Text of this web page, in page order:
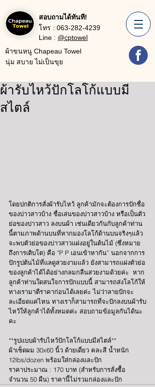
สอบถามได้ทันที!
โทร : 063-282-4239
Line : @cptowel
ผ้าขนหนู Chapeau Towel
นุ่ม สบาย ไม่เป็นขุย
ผ้ารับไหว้ปักโลโก้แบบมี
สไตล์
โดยปกติการสั่งผ้ารับไหว้ ลูกค้ามักจะต้องการปักชื่อ
ของบ่าวสาวบ้าง ชื่อเล่นของบ่าวสาวบ้าง หรือเป็นตัว
ย่อของบ่าวสาว ลงบนผ้า เช่นเดียวกันกับลูกค้าท่าน
นี้ตามภาพด้านบนที่หากมองโลโก้ด้านบนจริงๆแล้ว
จะพบตัวย่อของบ่าวสาวแฝงอยู่ในต้นไม้ (ซึ่งหมาย
ถึงการเติบโต) คือ "P P เอนเข้าหากัน” นอกจากการ
ปักรูปต้นไม้ที่แลดูสวยงามแล้ว ยังสามารถแฝงตัวย่อ
ของลูกค้าได้ได้อย่างกลมกลืนสวยงามด้วยค่ะ  หาก
ลูกค้าท่านใดสนใจการปักแบบนี้ สามารถส่งโลโก้ให้
ทางเรามาตีราคาก่อนได้เลยค่ะ ไม่ว่าลายปักจะ
ละเอียดแค่ไหน ทางเราก็สามารถที่จะปักลงบนผ้ารับ
ไหว้ให้ลูกค้าได้ทั้งหมดค่ะ สอบถามข้อมูลกันได้นะ
คะ
**รูปแบบผ้ารับไหว้ปักโลโก้แบบมีสไตล์**
ผ้าเช็ดผม 30x60 นิ้ว ด้ายเดี่ยว คละสี น้ำหนัก
12lbs/dozen พร้อมใส่กล่องและปัก
ราคาประมาณ : 170 บาท (สำหรับการสั่งซื้อ
จำนวน 50 ผืน) ราคานี้ไม่รวมกล่องและปัก